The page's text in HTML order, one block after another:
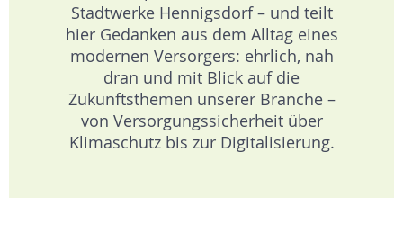
Stadtwerke Hennigsdorf – und teilt
hier Gedanken aus dem Alltag eines
modernen Versorgers: ehrlich, nah
dran und mit Blick auf die
Zukunftsthemen unserer Branche –
von Versorgungssicherheit über
Klimaschutz bis zur Digitalisierung.